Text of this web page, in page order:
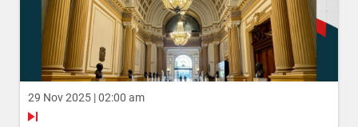
29 Nov 2025 | 02:00 am